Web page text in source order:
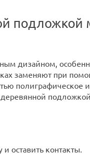
дизайном,
заменяют при
полиграфическое
оставить контакты.